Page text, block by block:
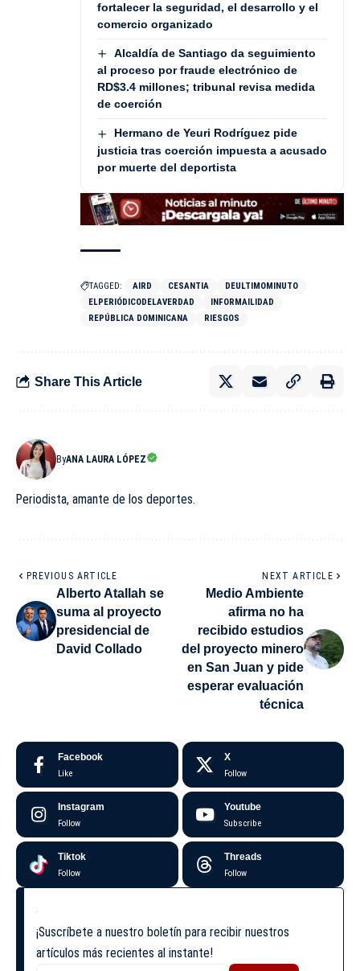
fortalecer la seguridad, el desarrollo y el
comercio organizado
Alcaldía de Santiago da seguimiento
al proceso por fraude electrónico de
RD$3.4 millones; tribunal revisa medida
de coerción
Hermano de Yeuri Rodríguez pide
justicia tras coerción impuesta a acusado
por muerte del deportista
TAGGED: AIRD CESANTIA
DEULTIMOMINUTO
ELPERIÓDICODELAVERDAD
INFORMAILIDAD
REPÚBLICA DOMINICANA
RIESGOS
Share This Article
ByANA LAURA LÓPEZ
Periodista, amante de los deportes.
PREVIOUS ARTICLE
Alberto Atallah se
suma al proyecto
presidencial de
David Collado
NEXT ARTICLE
Medio Ambiente
afirma no ha
recibido estudios
del proyecto minero
en San Juan y pide
esperar evaluación
técnica
Facebook
Like
X
Follow
Instagram
Follow
Youtube
Subscribe
Tiktok
Follow
Threads
Follow
¡Suscríbete a nuestro boletín para recibir nuestros
artículos más recientes al instante!